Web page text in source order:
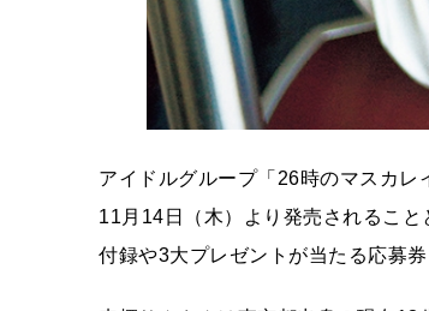
アイドルグループ「26時のマスカ
11月14日（木）より発売されるこ
付録や3大プレゼントが当たる応募券